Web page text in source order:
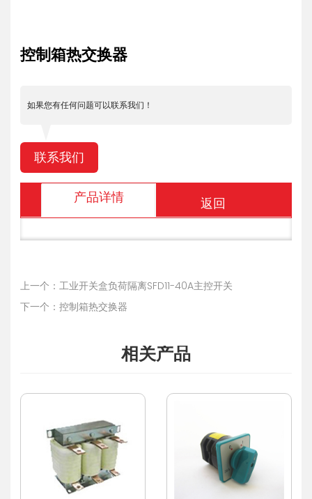
控制箱热交换器
如果您有任何问题可以联系我们！
联系我们
产品详情 返回
上一个：工业开关盒负荷隔离SFD11-40A主控开关
下一个：控制箱热交换器
相关产品